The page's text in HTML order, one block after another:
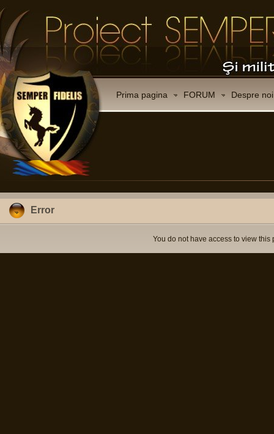
Prima pagina FORUM Despre noi
Error
You do not have access to view this